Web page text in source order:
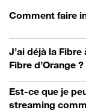
Comment faire
J’ai déjà la
Fibre d’Orange ?
Est-ce que je
streaming